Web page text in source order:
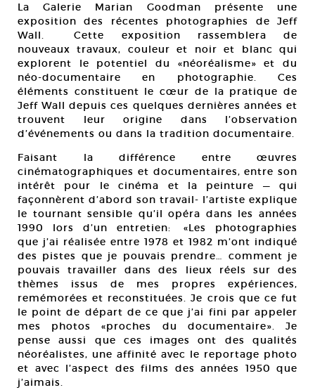
La Galerie Marian Goodman présente une
exposition des récentes photographies de Jeff
Wall. Cette exposition rassemblera de
nouveaux travaux, couleur et noir et blanc qui
explorent le potentiel du «néoréalisme» et du
néo-documentaire en photographie. Ces
éléments constituent le cœur de la pratique de
Jeff Wall depuis ces quelques dernières années et
trouvent leur origine dans l’observation
d’événements ou dans la tradition documentaire.
Faisant la différence entre œuvres
cinématographiques et documentaires, entre son
intérêt pour le cinéma et la peinture — qui
façonnèrent d’abord son travail- l’artiste explique
le tournant sensible qu’il opéra dans les années
1990 lors d’un entretien: «Les photographies
que j’ai réalisée entre 1978 et 1982 m’ont indiqué
des pistes que je pouvais prendre… comment je
pouvais travailler dans des lieux réels sur des
thèmes issus de mes propres expériences,
remémorées et reconstituées. Je crois que ce fut
le point de départ de ce que j’ai fini par appeler
mes photos «proches du documentaire». Je
pense aussi que ces images ont des qualités
néoréalistes, une affinité avec le reportage photo
et avec l’aspect des films des années 1950 que
j’aimais.